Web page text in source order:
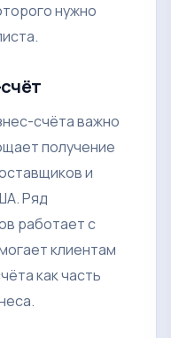
нужно
счёта важно
получение
и
Ряд
работает с
клиентам
как часть